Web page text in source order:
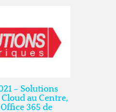
– Solutions
au Centre,
365 de